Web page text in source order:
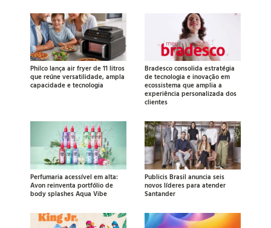
Philco lança air fryer de 11 litros
que reúne versatilidade, ampla
capacidade e tecnologia
Bradesco consolida estratégia
de tecnologia e inovação em
ecossistema que amplia a
experiência personalizada dos
clientes
Perfumaria acessível em alta:
Avon reinventa portfólio de
body splashes Aqua Vibe
Publicis Brasil anuncia seis
novos líderes para atender
Santander